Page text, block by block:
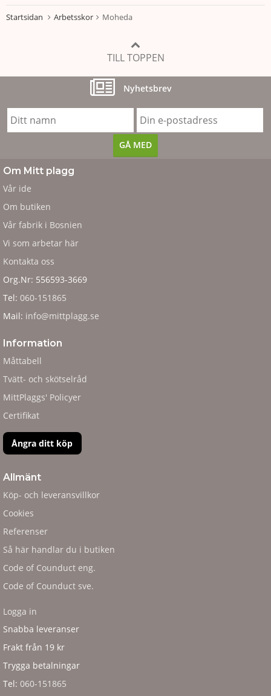
Startsidan Arbetsskor Moheda
TILL TOPPEN
Nyhetsbrev
Om Mitt plagg
Vår ide
Om butiken
Vår fabrik i Bosnien
Vi som arbetar här
Kontakta oss
Org.Nr: 556593-3669
Tel: 060-151865
Mail: info@mittplagg.se
Information
Måttabell
Tvätt- och skötselråd
MittPlaggs' Policyer
Certifikat
Ångra ditt köp
Allmänt
Köp- och leveransvillkor
Cookies
Referenser
Så här handlar du i butiken
Code of Counduct eng.
Code of Counduct sve.
Logga in
Snabba leveranser
Frakt från 19 kr
Trygga betalningar
Tel: 060-151865